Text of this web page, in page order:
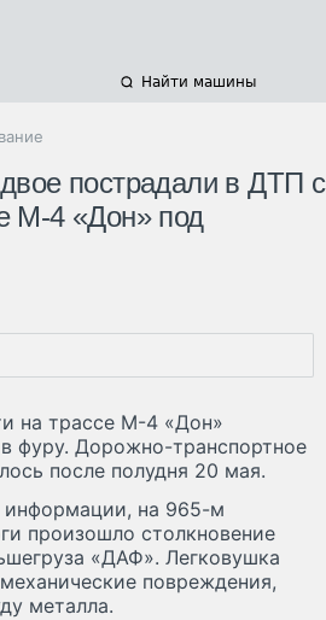
Найти машины
пострадали в ДТП с
М-4 «Дон» под
на трассе М-4 «Дон»
фуру. Дорожно-транспортное
после полудня 20 мая.
информации, на 965-м
произошло столкновение
«ДАФ». Легковушка
повреждения,
металла.